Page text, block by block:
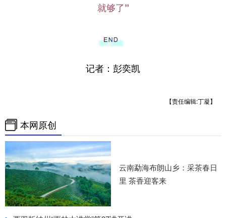
就够了”
记者：彭奕凯
【责任编辑:丁凝】
本网原创
云南勐海布朗山乡：采茶春日
里 茶香迎客来